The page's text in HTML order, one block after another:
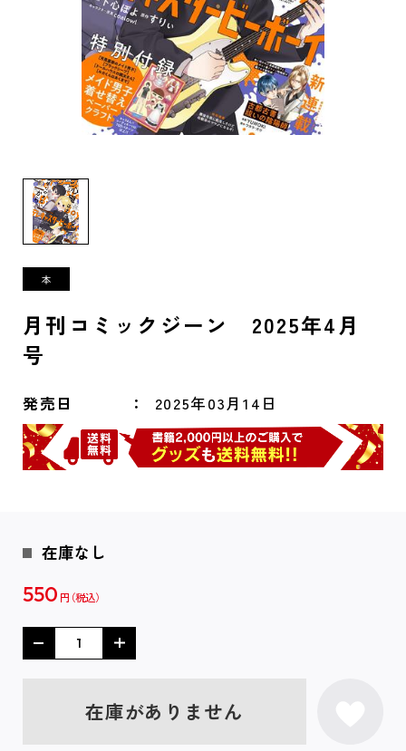
月刊コミックジーン 2025年4月
号
発売日 2025年03月14日
在庫なし
550 円
在庫がありません